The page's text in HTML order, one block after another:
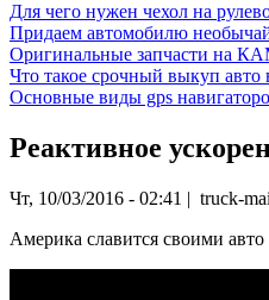
Для чего нужен чехол на
Придаем автомобилю
Оригинальные запчасти на
Что такое срочный выкуп авто
Основные виды gps
Реактивное
Чт, 10/03/2016 - 02:41 | truck-
Америка славится своими